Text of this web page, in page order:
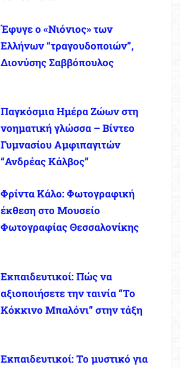
Έφυγε ο «Νιόνιος» των
Ελλήνων “τραγουδοποιών”,
Διονύσης Σαββόπουλος
Παγκόσμια Ημέρα Ζώων στη
νοηματική γλώσσα – Βίντεο
Γυμνασίου Αμφιπαγιτών
“Ανδρέας Κάλβος”
Φρίντα Κάλο: Φωτογραφική
έκθεση στο Μουσείο
Φωτογραφίας Θεσσαλονίκης
Εκπαιδευτικοί: Πώς να
αξιοποιήσετε την ταινία “Το
Κόκκινο Μπαλόνι” στην τάξη
Εκπαιδευτικοί: Το μυστικό για